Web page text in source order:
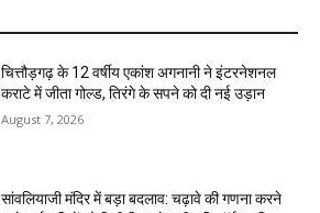
चित्तौड़गढ़ के 12 वर्षीय एकांश अगनानी ने इंटरनेशनल
कराटे में जीता गोल्ड, तिरंगे के सपने को दी नई उड़ान
August 7, 2026
सांवलियाजी मंदिर में बड़ा बदलाव: चढ़ावे की गणना करने